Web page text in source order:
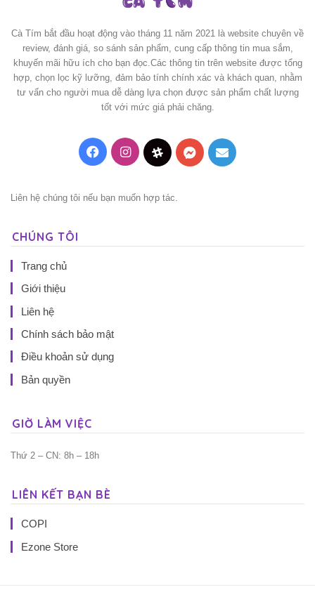
Cà Tím bắt đầu hoạt động vào tháng 11 năm 2021 là website chuyên về
review, đánh giá, so sánh sản phẩm, cung cấp thông tin mua sắm,
khuyến mãi hữu ích cho bạn đọc.Các thông tin trên website được tổng
hợp, chọn lọc kỹ lưỡng, đảm bảo tính chính xác và khách quan, nhằm
tư vấn cho người mua dễ dàng lựa chọn được sản phẩm chất lượng
tốt với mức giá phải chăng.
FacebookInstagramThreadsMessenger
Mail
Liên hệ chúng tôi nếu bạn muốn hợp tác.
CHÚNG TÔI
Trang chủ
Giới thiệu
Liên hệ
Chính sách bảo mật
Điều khoản sử dụng
Bản quyền
GIỜ LÀM VIỆC
Thứ 2 – CN: 8h – 18h
LIÊN KẾT BẠN BÈ
COPI
Ezone Store